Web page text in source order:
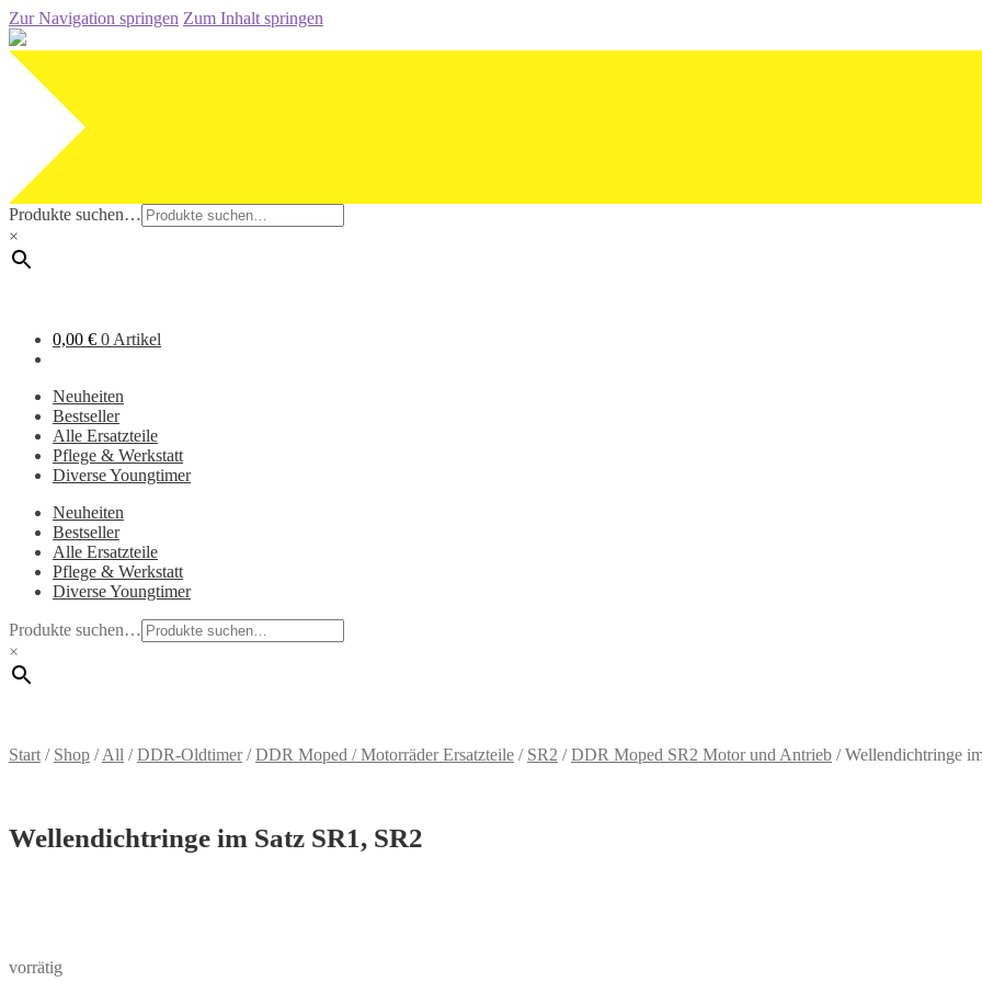
Zur Navigation springen Zum Inhalt springen
Produkte suchen…
×
0,00 € 0 Artikel
Neuheiten
Bestseller
Alle Ersatzteile
Pflege & Werkstatt
Diverse Youngtimer
Neuheiten
Bestseller
Alle Ersatzteile
Pflege & Werkstatt
Diverse Youngtimer
Produkte suchen…
×
Start / Shop /All /DDR-Oldtimer/DDR Moped / Motorräder Ersatzteile / SR2 /DDR Moped SR2 Motor und Antrieb /Wellendichtringe
Wellendichtringe im Satz SR1, SR2
vorrätig